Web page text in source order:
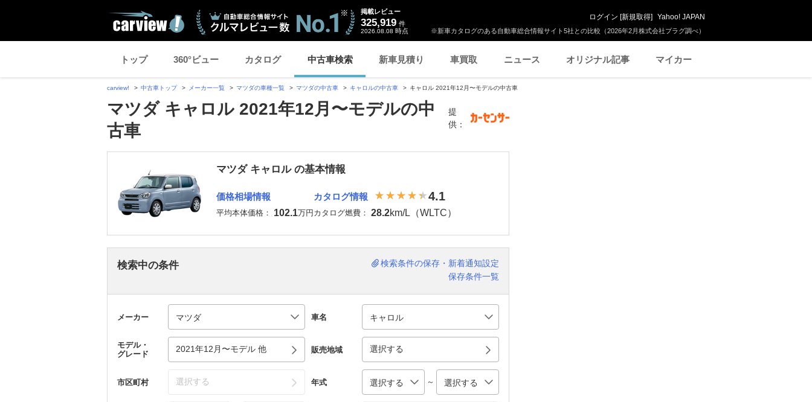
※新車カタログのある自動車総合情報サイト5社との比較（2026年2月株式会社プラグ調べ）
掲載レビュー
325,919 件
2026.08.08 時点
ログイン [新規取得] Yahoo! JAPAN
トップ 360°ビュー カタログ 中古車検索 新車見積り 車買取 ニュース オリジナル記事 マイカー
carview! 中古車トップ メーカー一覧 マツダの車種一覧 マツダの中古車 キャロルの中古車 キャロル 2021年12月〜モデルの中古車
マツダ キャロル 2021年12月〜モデルの中
古車
提
供：
マツダ キャロル の基本情報
価格相場情報
平均本体価格： 102.1万円
カタログ情報 4.1
カタログ燃費： 28.2km/L（WLTC）
検索中の条件
検索条件の保存・新着通知設定
保存条件一覧
メーカー 車名
モデル・
グレード
2021年12月〜モデル 他 販売地域 選択する
市区町村 選択する 年式 ～